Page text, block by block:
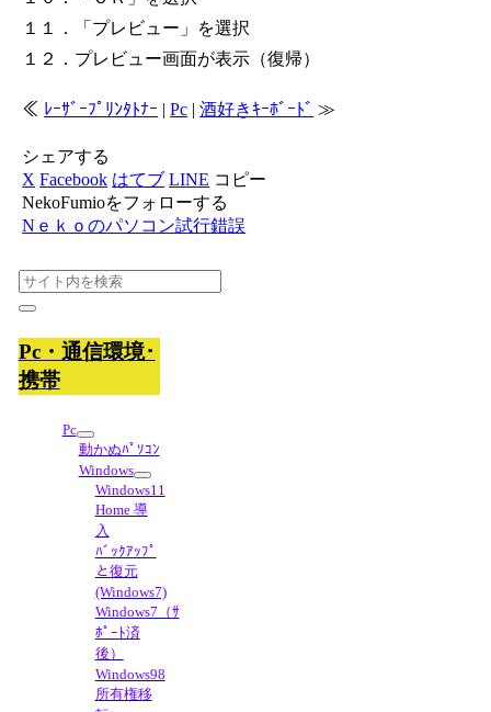
１１．「プレビュー」を選択
１２．プレビュー画面が表示（復帰）
≪ ﾚｰｻﾞｰﾌﾟﾘﾝﾀﾄﾅｰ |Pc |酒好きｷｰﾎﾞｰﾄﾞ ≫
シェアする
X Facebook はてブ LINE コピー
NekoFumioをフォローする
Nｅｋｏのパソコン試行錯誤
Pc・通信環境･
携帯
Pc
動かぬﾊﾟｿｺﾝ
Windows
Windows11
Home 導
入
ﾊﾞｯｸｱｯﾌﾟ
と復元
(Windows7)
Windows7（ｻ
ﾎﾟｰﾄ済
後）
Windows98
所有権移